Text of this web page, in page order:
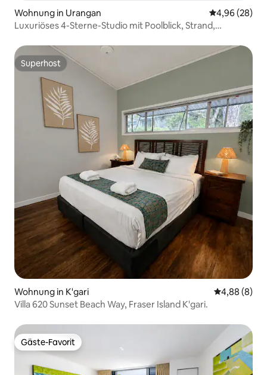
Wohnung in Urangan
4,96 (28)
Luxuriöses 4-Sterne-Studio mit Poolblick, Strand,
Superhost
Superhost
Wohnung in K'gari
4,88 (8)
Villa 620 Sunset Beach Way, Fraser Island K'gari.
Gäste-Favorit
Gäste-Favorit